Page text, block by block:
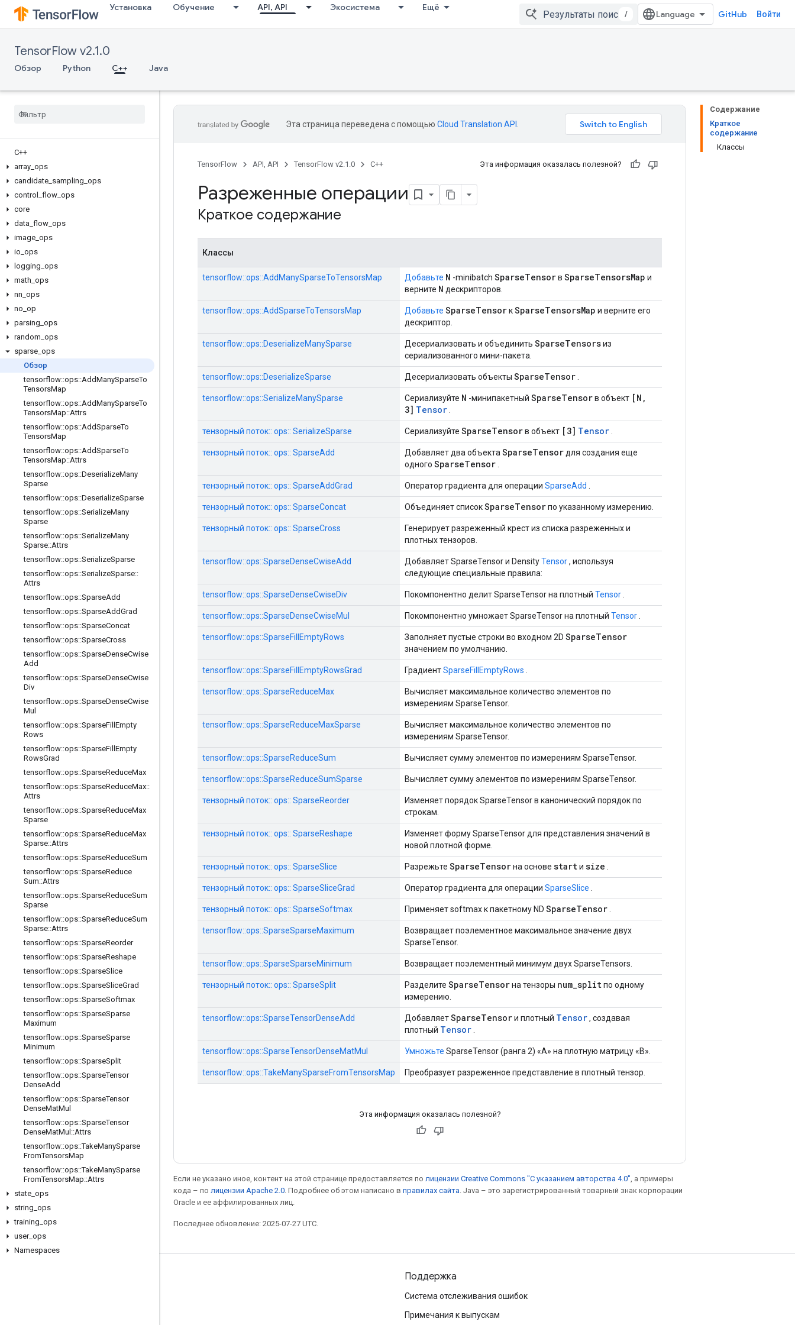
Установка Обучение API, API Экосистема Ещё
/ GitHub Войти
TensorFlow v2.1.0
Обзор Python C++ Java
C++
array ops
candidate sampling ops
control
flow ops
core
data flow ops
image ops
io ops
logging ops
math ops
nn ops
no op
parsing ops
random ops
sparse ops
Обзор
tensorflow::ops::AddManySparseTo
TensorsMap
tensorflow::ops::AddManySparseTo
TensorsMap::Attrs
tensorflow::ops::AddSparseTo
TensorsMap
tensorflow::ops::AddSparseTo
TensorsMap::Attrs
tensorflow::ops::DeserializeMany
Sparse
tensorflow::ops::DeserializeSparse
tensorflow::ops::SerializeMany
Sparse
tensorflow::ops::SerializeMany
Sparse::Attrs
tensorflow::ops::SerializeSparse
tensorflow::ops::SerializeSparse::
Attrs
tensorflow::ops::SparseAdd
tensorflow::ops::SparseAddGrad
tensorflow::ops::SparseConcat
tensorflow::ops::SparseCross
tensorflow::ops::SparseDenseCwise
Add
tensorflow::ops::SparseDenseCwise
Div
tensorflow::ops::SparseDenseCwise
Mul
tensorflow::ops::SparseFill Empty
Rows
tensorflow::ops::SparseFill Empty
RowsGrad
tensorflow::ops::SparseReduceMax
tensorflow::ops::SparseReduceMax::
Attrs
tensorflow::ops::SparseReduceMax
Sparse
tensorflow::ops::SparseReduceMax
Sparse::Attrs
tensorflow::ops::SparseReduceSum
tensorflow::ops::SparseReduce
Sum::Attrs
tensorflow::ops::SparseReduceSum
Sparse
tensorflow::ops::SparseReduceSum
Sparse::Attrs
tensorflow::ops::SparseReorder
tensorflow::ops::SparseReshape
tensorflow::ops::SparseSlice
tensorflow::ops::SparseSliceGrad
tensorflow::ops::SparseSoftmax
tensorflow::ops::SparseSparse
Maximum
tensorflow::ops::SparseSparse
Minimum
tensorflow::ops::SparseSplit
tensorflow::ops::SparseTensor
DenseAdd
tensorflow::ops::SparseTensor
DenseMatMul
tensorflow::ops::SparseTensor
DenseMatMul ::Attrs
tensorflow::ops::TakeManySparse
FromTensorsMap
tensorflow::ops::TakeManySparse
FromTensorsMap::Attrs
state ops
string ops
training ops
user_ ops
Namespaces
Содержание
Краткое
содержание
Классы
Эта страница переведена с помощью Cloud Translation API
TensorFlow API, API TensorFlow v2.1.0 C++ Эта информация оказалась полезной?
Разреженные операции
Краткое содержание
Классы
tensorflow::ops::AddManySparseToTensorsMap Добавьте N -minibatch SparseTensorв SparseTensorsMap и
верните N дескрипторов.
tensorflow::ops::AddSparseToTensorsMap Добавьте SparseTensorкSparseTensorsMap и верните его
дескриптор.
tensorflow::ops::DeserializeManySparse Десериализовать и объединить SparseTensorsиз
сериализованного мини-пакета.
tensorflow::ops::DeserializeSparse Десериализовать объекты SparseTensor
tensorflow::ops::SerializeManySparse Сериализуйте N -минипакетный SparseTensorв объект [N,
3] Tensor
тензорный поток:: ops:: SerializeSparse Сериализуйте SparseTensorв объект [3] Tensor
тензорный поток:: ops:: SparseAdd Добавляет два объекта SparseTensor для создания еще
одного SparseTensor
тензорный поток:: ops:: SparseAddGrad Оператор градиента для операции SparseAdd
тензорный поток:: ops:: SparseConcat Объединяет списокSparseTensorпо указанному измерению.
тензорный поток:: ops:: SparseCross
Генерирует разреженный крест из списка разреженных и
плотных тензоров.
tensorflow::ops::SparseDenseCwiseAdd Добавляет SparseTensor и DensityTensor, используя
следующие специальные правила:
tensorflow::ops::SparseDenseCwiseDiv Покомпонентно делит SparseTensor на плотный Tensor
tensorflow::ops::SparseDenseCwiseMul Покомпонентно умножает SparseTensor на плотный Tensor
tensorflow::ops::SparseFillEmptyRows Заполняет пустые строки во входном 2D SparseTensor
значением по умолчанию.
tensorflow::ops::SparseFillEmptyRowsGrad ГрадиентSparseFillEmptyRows
tensorflow::ops::SparseReduceMax
Вычисляет максимальное количество элементов по
измерениям SparseTensor.
tensorflow::ops::SparseReduceMaxSparse
Вычисляет максимальное количество элементов по
измерениям SparseTensor.
tensorflow::ops::SparseReduceSum Вычисляет сумму элементов по измерениям SparseTensor.
tensorflow::ops::SparseReduceSumSparse Вычисляет сумму элементов по измерениям SparseTensor.
тензорный поток:: ops:: SparseReorder
Изменяет порядок SparseTensor в канонический порядок по
строкам.
тензорный поток:: ops:: SparseReshape
Изменяет форму SparseTensor для представления значений в
новой плотной форме.
тензорный поток:: ops:: SparseSlice Разрежьте SparseTensorна основе startи size
тензорный поток:: ops:: SparseSliceGrad Оператор градиента для операции SparseSlice
тензорный поток:: ops:: SparseSoftmax Применяет softmax к пакетному ND SparseTensor
tensorflow::ops::SparseSparseMaximum
Возвращает поэлементное максимальное значение двух
SparseTensor.
tensorflow::ops::SparseSparseMinimum Возвращает поэлементный минимум двух SparseTensors.
тензорный поток:: ops:: SparseSplit Разделите SparseTensorна тензоры num_splitпо одному
измерению.
tensorflow::ops::SparseTensorDenseAdd ДобавляетSparseTensorи плотный Tensor, создавая
плотный Tensor
tensorflow::ops::SparseTensorDenseMatMul Умножьте SparseTensor (ранга 2) «A» на плотную матрицу «B».
tensorflow::ops::TakeManySparseFromTensorsMap Преобразует разреженное представление в плотный тензор.
Эта информация оказалась полезной?
Если не указано иное, контент на этой странице предоставляется по лицензии Creative Commons "С указанием авторства 4.0" , а примеры
кода – по лицензии Apache 2.0 . Подробнее об этом написано в правилах сайта . Java – это зарегистрированный товарный знак корпорации
Oracle и ее аффилированных лиц.
Последнее обновление: 2025-07-27 UTC.
Поддержка
Система отслеживания ошибок
Примечания к выпускам